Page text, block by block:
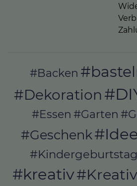
#Backen
#Dekoration
#Essen #Garten
#Geschenk
#Kindergeburtstag
#kreativ